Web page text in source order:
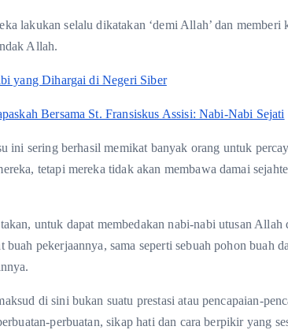
lakukan selalu dikatakan ‘demi Allah’ dan memberi
Allah.
yang Dihargai di Negeri Siber
Bersama St. Fransiskus Assisi: Nabi-Nabi Sejati
ini sering berhasil memikat banyak orang untuk
tetapi mereka tidak akan membawa damai
untuk dapat membedakan nabi-nabi utusan Allah
buah pekerjaannya, sama seperti sebuah pohon buah
di sini bukan suatu prestasi atau pencapaian-
perbuatan, sikap hati dan cara berpikir yang